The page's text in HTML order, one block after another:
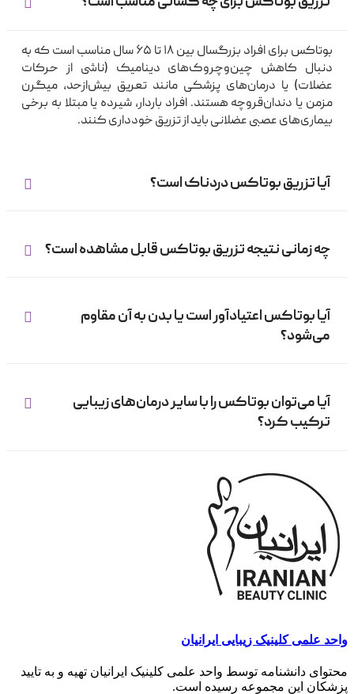
بوتاکس برای افراد بزرگسال بین ۱۸ تا ۶۵ سال مناسب است که به
دنبال کاهش چین‌وچروک‌های دینامیک (ناشی از حرکات
عضلات) یا درمان‌های پزشکی مانند تعریق بیش‌ازحد، میگرن
مزمن یا دندان‌قروچه هستند. افراد باردار، شیرده یا مبتلا به برخی
بیماری‌های عصبی عضلانی باید از تزریق خودداری کنند.
آیا تزریق بوتاکس دردناک است؟
چه زمانی نتیجه تزریق بوتاکس قابل مشاهده است؟
آیا بوتاکس اعتیادآور است یا بدن به آن مقاوم
می‌شود؟
آیا می‌توان بوتاکس را با سایر درمان‌های زیبایی
ترکیب کرد؟
واحد علمی کلینیک زیبایی ایرانیان
محتوای دانشنامه توسط واحد علمی کلینیک ایرانیان تهیه و به تایید
پزشکان این مجموعه رسیده است.